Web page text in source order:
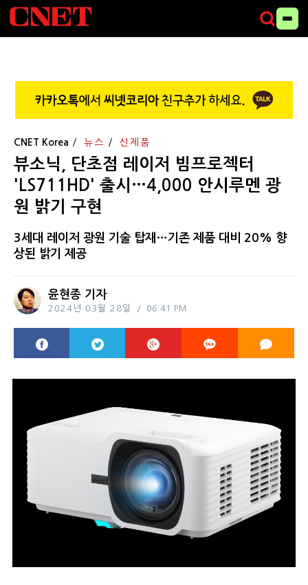
CNET Korea 뉴스 신제품
뷰소닉, 단초점 레이저 빔프로젝터
'LS711HD' 출시…4,000 안시루멘 광
원 밝기 구현
3세대 레이저 광원 기술 탑재…기존 제품 대비 20% 향
상된 밝기 제공
윤현종 기자
2024년 03월 28일 06:41 PM